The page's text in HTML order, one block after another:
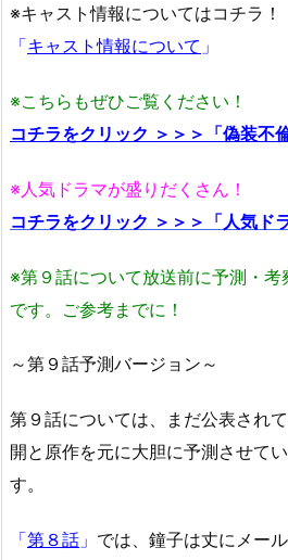
※キャスト情報についてはコチラ！
「キャスト情報について 」
※こちらもぜひご覧ください！
コチラをクリック ＞＞＞「偽装不
※人気ドラマが盛りだくさん！
コチラをクリック ＞＞＞「人気ド
※第９話について放送前に予測・
です。ご参考までに！
～第９話予測バージョン～
第９話については、まだ公表され
開と原作を元に大胆に予測させて
す。
「第８話 」 では、鐘子は丈にメー